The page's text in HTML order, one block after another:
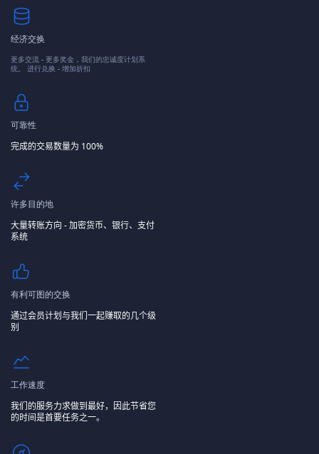
经济交换
更多交流 - 更多奖金，我们的忠诚度计划系
统。 进行兑换 - 增加折扣
可靠性
完成的交易数量为 100%
许多目的地
大量转账方向 - 加密货币、银行、支付
系统
有利可图的交换
通过会员计划与我们一起赚取的几个级
别
工作速度
我们的服务力求做到最好，因此节省您
的时间是首要任务之一。